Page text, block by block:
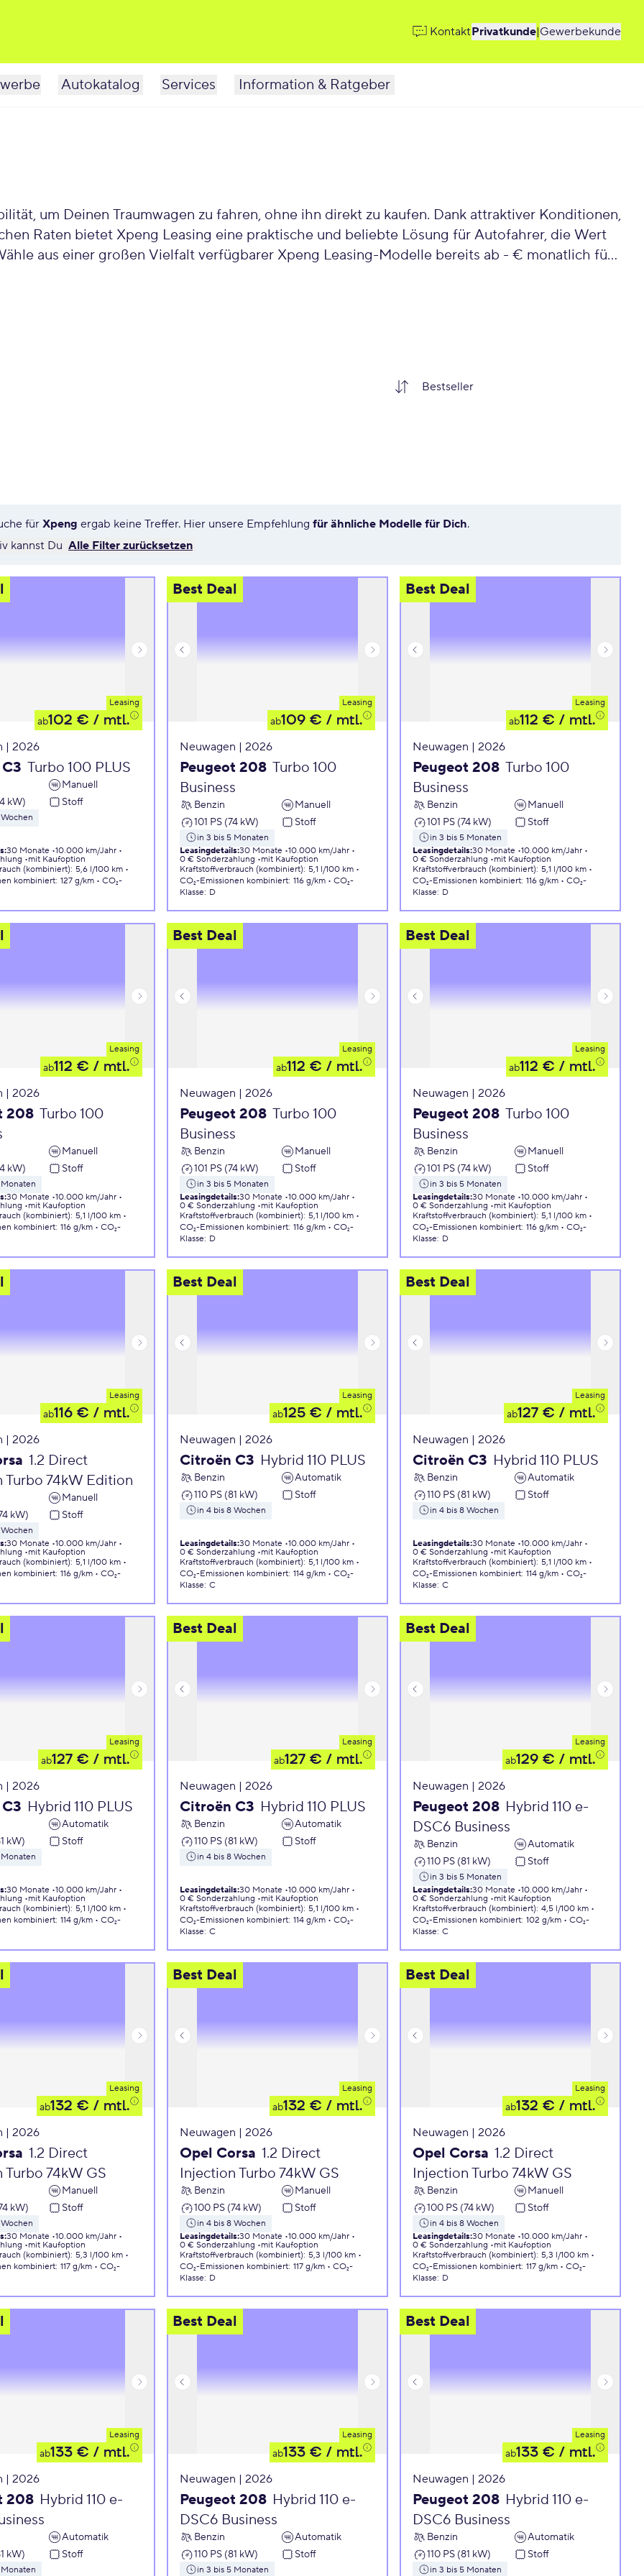
KontaktPrivatkunde|Gewerbekunde
Autokatalog Services Information & Ratgeber
um Deinen Traumwagen zu fahren, ohne ihn direkt zu kaufen. Dank attraktiver Konditionen,
Lösung für Autofahrer, die Wert
einer großen Vielfalt verfügbarer Xpeng Leasing-Modelle bereits ab - € monatlich für
fürXpeng ergab keine Treffer. Hier unsere Empfehlung für ähnliche Modelle für Dich.
kannst Du Alle Filter zurücksetzen
Leasing
ab102 € / mtl.
| 2026
Turbo 100 PLUS
Manuell
kW)
Stoff
:30 Monate 10.000 km/Jahr
mit Kaufoption
(kombiniert): 5,6 l/100 km
kombiniert: 127 g/km
CO₂-
Best Deal
Leasing
ab109 € / mtl.
Neuwagen | 2026
Peugeot 208 Turbo 100
Business
Benzin
Manuell
101 PS (74 kW)
Stoff
in 3 bis 5 Monaten
Leasingdetails:30 Monate 10.000 km/Jahr
0 € Sonderzahlung
mit Kaufoption
Kraftstoffverbrauch (kombiniert): 5,1 l/100 km
CO₂-Emissionen kombiniert: 116 g/km
CO₂-
Klasse: D
Best Deal
Leasing
ab112 € / mtl.
Neuwagen | 2026
Peugeot 208 Turbo 100
Business
Benzin
Manuell
101 PS (74 kW)
Stoff
in 3 bis 5 Monaten
Leasingdetails:30 Monate 10.000 km/Jahr
0 € Sonderzahlung
mit Kaufoption
Kraftstoffverbrauch (kombiniert): 5,1 l/100 km
CO₂-Emissionen kombiniert: 116 g/km
CO₂-
Klasse: D
Leasing
ab112 € / mtl.
| 2026
208 Turbo 100
Manuell
kW)
Stoff
:30 Monate 10.000 km/Jahr
mit Kaufoption
(kombiniert): 5,1 l/100 km
kombiniert: 116 g/km
CO₂-
Best Deal
Leasing
ab112 € / mtl.
Neuwagen | 2026
Peugeot 208 Turbo 100
Business
Benzin
Manuell
101 PS (74 kW)
Stoff
in 3 bis 5 Monaten
Leasingdetails:30 Monate 10.000 km/Jahr
0 € Sonderzahlung
mit Kaufoption
Kraftstoffverbrauch (kombiniert): 5,1 l/100 km
CO₂-Emissionen kombiniert: 116 g/km
CO₂-
Klasse: D
Best Deal
Leasing
ab112 € / mtl.
Neuwagen | 2026
Peugeot 208 Turbo 100
Business
Benzin
Manuell
101 PS (74 kW)
Stoff
in 3 bis 5 Monaten
Leasingdetails:30 Monate 10.000 km/Jahr
0 € Sonderzahlung
mit Kaufoption
Kraftstoffverbrauch (kombiniert): 5,1 l/100 km
CO₂-Emissionen kombiniert: 116 g/km
CO₂-
Klasse: D
Leasing
ab116 € / mtl.
| 2026
1.2 Direct
Turbo 74kW Edition
Manuell
kW)
Stoff
:30 Monate 10.000 km/Jahr
mit Kaufoption
(kombiniert): 5,1 l/100 km
kombiniert: 116 g/km
CO₂-
Best Deal
Leasing
ab125 € / mtl.
Neuwagen | 2026
Citroën C3 Hybrid 110 PLUS
Benzin
Automatik
110 PS (81 kW)
Stoff
in 4 bis 8 Wochen
Leasingdetails:30 Monate 10.000 km/Jahr
0 € Sonderzahlung
mit Kaufoption
Kraftstoffverbrauch (kombiniert): 5,1 l/100 km
CO₂-Emissionen kombiniert: 114 g/km
CO₂-
Klasse: C
Best Deal
Leasing
ab127 € / mtl.
Neuwagen | 2026
Citroën C3 Hybrid 110 PLUS
Benzin
Automatik
110 PS (81 kW)
Stoff
in 4 bis 8 Wochen
Leasingdetails:30 Monate 10.000 km/Jahr
0 € Sonderzahlung
mit Kaufoption
Kraftstoffverbrauch (kombiniert): 5,1 l/100 km
CO₂-Emissionen kombiniert: 114 g/km
CO₂-
Klasse: C
Leasing
ab127 € / mtl.
| 2026
Hybrid 110 PLUS
Automatik
kW)
Stoff
:30 Monate 10.000 km/Jahr
mit Kaufoption
(kombiniert): 5,1 l/100 km
kombiniert: 114 g/km
CO₂-
Best Deal
Leasing
ab127 € / mtl.
Neuwagen | 2026
Citroën C3 Hybrid 110 PLUS
Benzin
Automatik
110 PS (81 kW)
Stoff
in 4 bis 8 Wochen
Leasingdetails:30 Monate 10.000 km/Jahr
0 € Sonderzahlung
mit Kaufoption
Kraftstoffverbrauch (kombiniert): 5,1 l/100 km
CO₂-Emissionen kombiniert: 114 g/km
CO₂-
Klasse: C
Best Deal
Leasing
ab129 € / mtl.
Neuwagen | 2026
Peugeot 208 Hybrid 110 e-
DSC6 Business
Benzin
Automatik
110 PS (81 kW)
Stoff
in 3 bis 5 Monaten
Leasingdetails:30 Monate 10.000 km/Jahr
0 € Sonderzahlung
mit Kaufoption
Kraftstoffverbrauch (kombiniert): 4,5 l/100 km
CO₂-Emissionen kombiniert: 102 g/km
CO₂-
Klasse: C
Leasing
ab132 € / mtl.
| 2026
1.2 Direct
Turbo 74kW GS
Manuell
kW)
Stoff
:30 Monate 10.000 km/Jahr
mit Kaufoption
(kombiniert): 5,3 l/100 km
kombiniert: 117 g/km
CO₂-
Best Deal
Leasing
ab132 € / mtl.
Neuwagen | 2026
Opel Corsa 1.2 Direct
Injection Turbo 74kW GS
Benzin
Manuell
100 PS (74 kW)
Stoff
in 4 bis 8 Wochen
Leasingdetails:30 Monate 10.000 km/Jahr
0 € Sonderzahlung
mit Kaufoption
Kraftstoffverbrauch (kombiniert): 5,3 l/100 km
CO₂-Emissionen kombiniert: 117 g/km
CO₂-
Klasse: D
Best Deal
Leasing
ab132 € / mtl.
Neuwagen | 2026
Opel Corsa 1.2 Direct
Injection Turbo 74kW GS
Benzin
Manuell
100 PS (74 kW)
Stoff
in 4 bis 8 Wochen
Leasingdetails:30 Monate 10.000 km/Jahr
0 € Sonderzahlung
mit Kaufoption
Kraftstoffverbrauch (kombiniert): 5,3 l/100 km
CO₂-Emissionen kombiniert: 117 g/km
CO₂-
Klasse: D
Leasing
ab133 € / mtl.
| 2026
208 Hybrid 110 e-
Automatik
kW)
Stoff
Best Deal
Leasing
ab133 € / mtl.
Neuwagen | 2026
Peugeot 208 Hybrid 110 e-
DSC6 Business
Benzin
Automatik
110 PS (81 kW)
Stoff
in 3 bis 5 Monaten
Best Deal
Leasing
ab133 € / mtl.
Neuwagen | 2026
Peugeot 208 Hybrid 110 e-
DSC6 Business
Benzin
Automatik
110 PS (81 kW)
Stoff
in 3 bis 5 Monaten